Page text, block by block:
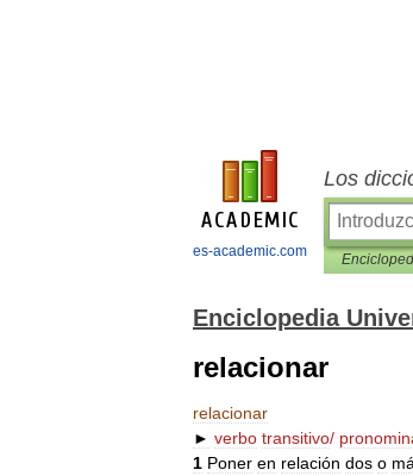
es-academic.com
Los
Enciclopedia
relacionar
relacionar
► verbo transitivo/
1 Poner en relación dos o